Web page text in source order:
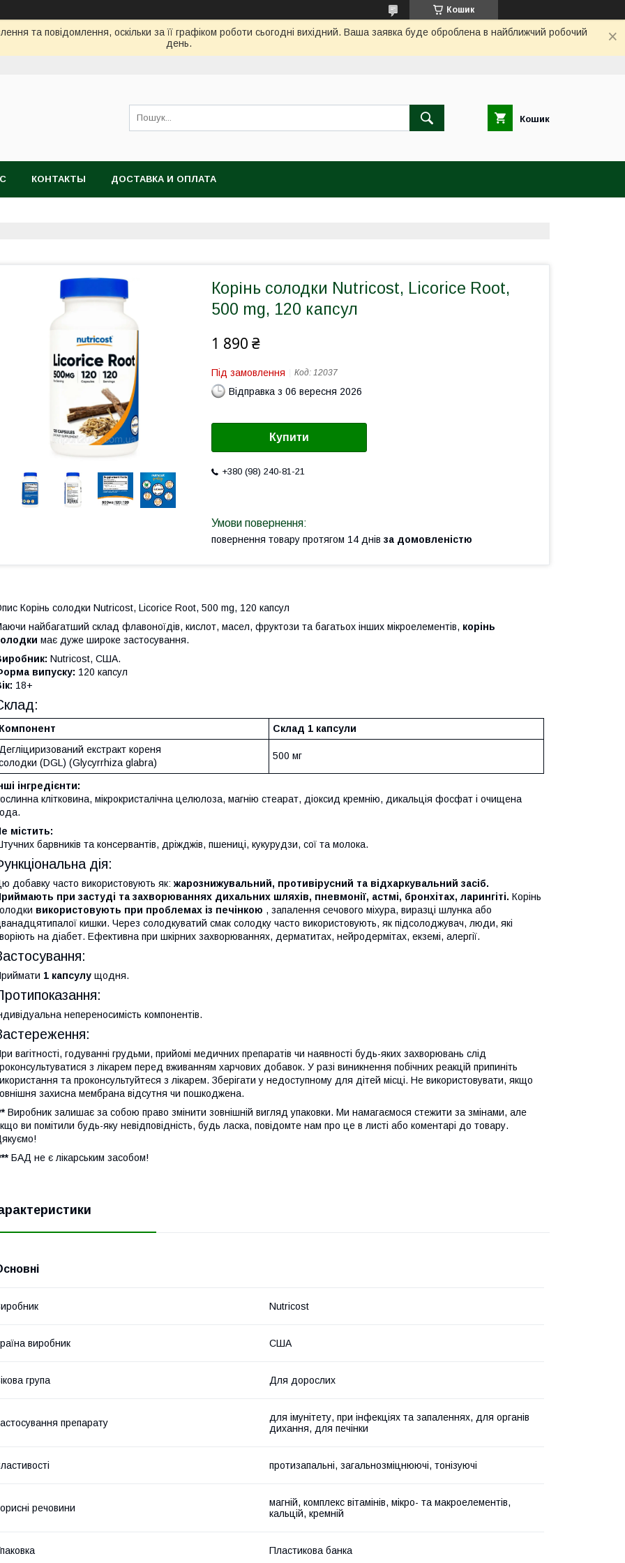
Кошик
та повідомлення, оскільки за її графіком роботи сьогодні вихідний. Ваша заявка буде оброблена в найближчий робочий
день.
Кошик
КОНТАКТЫ ДОСТАВКА И ОПЛАТА
Корінь солодки Nutricost, Licorice Root,
500 mg, 120 капсул
1 890 ₴
Під замовлення Код: 12037
Відправка з 06 вересня 2026
Купити
+380 (98) 240-81-21
повернення товару протягом 14 днів за домовленістю
Корінь солодки Nutricost, Licorice Root, 500 mg, 120 капсул
найбагатший склад флавоноїдів, кислот, масел, фруктози та багатьох інших мікроелементів, корінь
має дуже широке застосування.
Nutricost, США.
випуску: 120 капсул
18+
Компонент
Склад 1 капсули
Дегліциризований екстракт кореня
(DGL) (Glycyrrhiza glabra)
500 мг
інгредієнти:
клітковина, мікрокристалічна целюлоза, магнію стеарат, діоксид кремнію, дикальція фосфат і очищена
містить:
барвників та консервантів, дріжджів, пшениці, кукурудзи, сої та молока.
дія:
добавку часто використовують як: жарознижувальний, противірусний та відхаркувальний засіб.
при застуді та захворюваннях дихальних шляхів, пневмонії, астмі, бронхітах, ларингіті. Корінь
використовують при проблемах із печінкою , запалення сечового міхура, виразці шлунка або
кишки. Через солодкуватий смак солодку часто використовують, як підсолоджувач, люди, які
на діабет. Ефективна при шкірних захворюваннях, дерматитах, нейродермітах, екземі, алергії.
1 капсулу щодня.
непереносимість компонентів.
вагітності, годуванні грудьми, прийомі медичних препаратів чи наявності будь-яких захворювань слід
з лікарем перед вживанням харчових добавок. У разі виникнення побічних реакцій припиніть
та проконсультуйтеся з лікарем. Зберігати у недоступному для дітей місці. Не використовувати, якщо
захисна мембрана відсутня чи пошкоджена.
Виробник залишає за собою право змінити зовнішній вигляд упаковки. Ми намагаємося стежити за змінами, але
ви помітили будь-яку невідповідність, будь ласка, повідомте нам про це в листі або коментарі до товару.
БАД не є лікарським засобом!
Nutricost
виробник США
група Для дорослих
препарату
для імунітету, при інфекціях та запаленнях, для органів
дихання, для печінки
протизапальні, загальнозміцнюючі, тонізуючі
речовини
магній, комплекс вітамінів, мікро- та макроелементів,
кальцій, кремній
Пластикова банка